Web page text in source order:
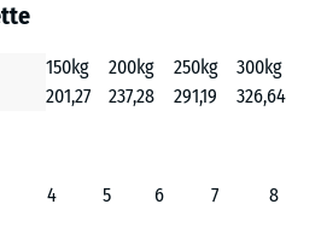
150kg 200kg 250kg
300kg
201,27 237,28 291,19 326,64
4 5 6 7
8